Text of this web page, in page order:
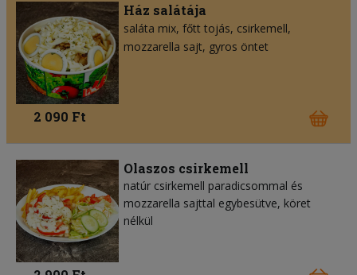
Ház salátája
saláta mix főtt tojás csirkemell
mozzarella sajt gyros öntet
2 090 Ft
Olaszos csirkemell
natúr csirkemell paradicsommal és
mozzarella sajttal egybesütve, köret
nélkül